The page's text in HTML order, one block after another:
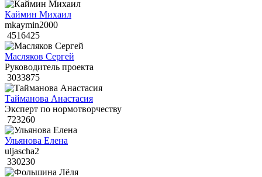
Каймин Михаил
mkaymin2000
4516425
Масляков Сергей
Руководитель проекта
3033875
Тайманова Анастасия
Эксперт по нормотворчеству
723260
Ульянова Елена
uljascha2
330230